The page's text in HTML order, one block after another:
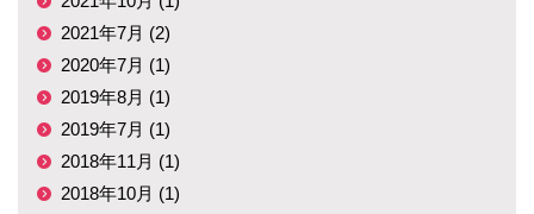
2021年7月 (2)
2020年7月 (1)
2019年8月 (1)
2019年7月 (1)
2018年11月 (1)
2018年10月 (1)